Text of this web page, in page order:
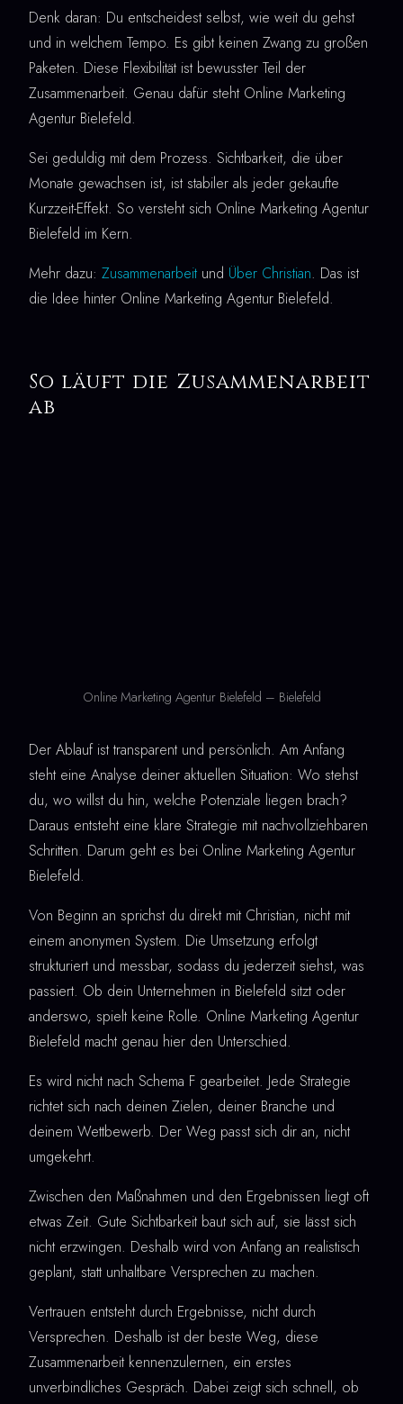
Denk daran: Du entscheidest selbst, wie weit du gehst
und in welchem Tempo. Es gibt keinen Zwang zu großen
Paketen. Diese Flexibilität ist bewusster Teil der
Zusammenarbeit. Genau dafür steht Online Marketing
Agentur Bielefeld.
Sei geduldig mit dem Prozess. Sichtbarkeit, die über
Monate gewachsen ist, ist stabiler als jeder gekaufte
Kurzzeit-Effekt. So versteht sich Online Marketing Agentur
Bielefeld im Kern.
Mehr dazu: Zusammenarbeit und Über Christian. Das ist
die Idee hinter Online Marketing Agentur Bielefeld.
So läuft die Zusammenarbeit
ab
Online Marketing Agentur Bielefeld – Bielefeld
Der Ablauf ist transparent und persönlich. Am Anfang
steht eine Analyse deiner aktuellen Situation: Wo stehst
du, wo willst du hin, welche Potenziale liegen brach?
Daraus entsteht eine klare Strategie mit nachvollziehbaren
Schritten. Darum geht es bei Online Marketing Agentur
Bielefeld.
Von Beginn an sprichst du direkt mit Christian, nicht mit
einem anonymen System. Die Umsetzung erfolgt
strukturiert und messbar, sodass du jederzeit siehst, was
passiert. Ob dein Unternehmen in Bielefeld sitzt oder
anderswo, spielt keine Rolle. Online Marketing Agentur
Bielefeld macht genau hier den Unterschied.
Es wird nicht nach Schema F gearbeitet. Jede Strategie
richtet sich nach deinen Zielen, deiner Branche und
deinem Wettbewerb. Der Weg passt sich dir an, nicht
umgekehrt.
Zwischen den Maßnahmen und den Ergebnissen liegt oft
etwas Zeit. Gute Sichtbarkeit baut sich auf, sie lässt sich
nicht erzwingen. Deshalb wird von Anfang an realistisch
geplant, statt unhaltbare Versprechen zu machen.
Vertrauen entsteht durch Ergebnisse, nicht durch
Versprechen. Deshalb ist der beste Weg, diese
Zusammenarbeit kennenzulernen, ein erstes
unverbindliches Gespräch. Dabei zeigt sich schnell, ob